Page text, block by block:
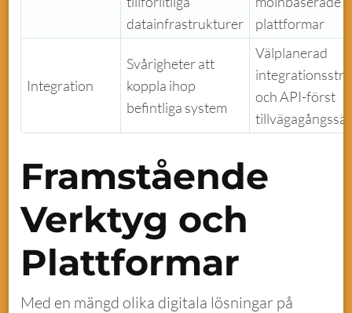
datainfrastrukturer
plattformar
Integration
Svårigheter att
koppla ihop
befintliga system
Välplanerad
och API-först
Framstående
Verktyg och
Plattformar
Med en mängd olika digitala lösningar på